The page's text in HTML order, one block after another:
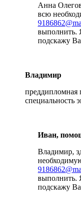
Анна
всю
выполнить.
подскажу
Владимир
преддипломная
специальность
Иван,
Владимир,
выполнить.
подскажу